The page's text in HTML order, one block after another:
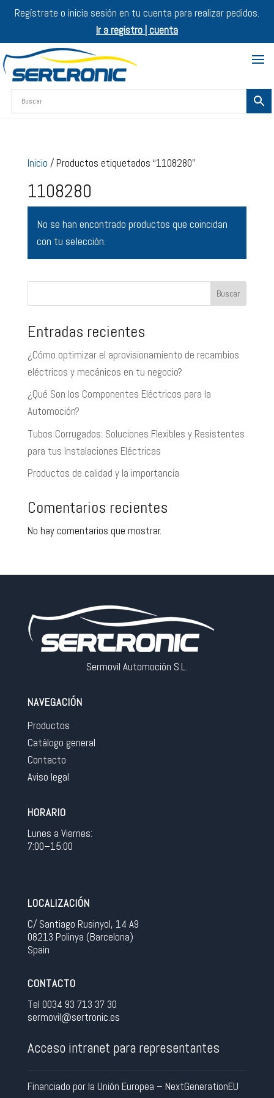
Regístrate o inicia sesión en tu cuenta para realizar pedidos.
Ir a registro | cuenta
Inicio / Productos etiquetados “1108280”
1108280
No se han encontrado productos que coincidan
con tu selección.
Buscar
Entradas recientes
¿Cómo optimizar el aprovisionamiento de recambios
eléctricos y mecánicos en tu negocio?
¿Qué Son los Componentes Eléctricos para la
Automoción?
Tubos Corrugados: Soluciones Flexibles y Resistentes
para tus Instalaciones Eléctricas
Productos de calidad y la importancia
Comentarios recientes
No hay comentarios que mostrar.
Sermovil Automoción S.L.
NAVEGACIÓN
Productos
Catálogo general
Contacto
Aviso legal
HORARIO
Lunes a Viernes:
7:00–15:00
LOCALIZACIÓN
C/ Santiago Rusinyol, 14 A9
08213 Polinya (Barcelona)
Spain
CONTACTO
Tel 0034 93 713 37 30
sermovil@sertronic.es
Acceso intranet para representantes
Financiado por la Unión Europea – NextGenerationEU